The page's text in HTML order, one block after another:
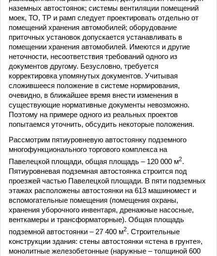
наземных автостоянок; системы вентиляции помещений
моек, ТО, ТР и рамп следует проектировать отдельно от
помещений хранения автомобилей; оборудование
приточных установок допускается устанавливать в
помещении хранения автомобилей. Имеются и другие
неточности, несоответствия требований одного из
документов другому. Безусловно, требуется
корректировка упомянутых документов. Учитывая
сложившееся положение в системе нормирования,
очевидно, в ближайшее время внести изменения в
существующие нормативные документы невозможно.
Поэтому на примере одного из реальных проектов
попытаемся уточнить, обсудить некоторые положения.
Рассмотрим пятиуровневую автостоянку подземного
многофункционального торгового комплекса на
Павелецкой площади, общая площадь – 120 000 м2.
Пятиуровневая подземная автостоянка строится под
проезжей частью Павелецкой площади. В пяти подземных
этажах расположены автостоянки на 613 машиномест и
вспомогательные помещения (помещения охраны,
хранения уборочного инвентаря, дренажные насосные,
венткамеры и трансформаторные). Общая площадь
подземной автостоянки – 27 400 м2. Строительные
конструкции здания: стены автостоянки «стена в грунте»,
монолитные железобетонные (наружные – толщиной 600